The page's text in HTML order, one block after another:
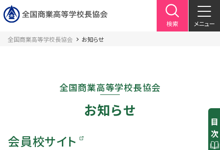
検索
メニュー
全国商業高等学校長協会
お知らせ
全国商業高等学校長協会
お知らせ
会員校サイト 目次